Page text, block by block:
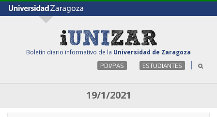
Boletín diario informativo de la Universidad de Zaragoza
PDI/PAS ESTUDIANTES
19/1/2021